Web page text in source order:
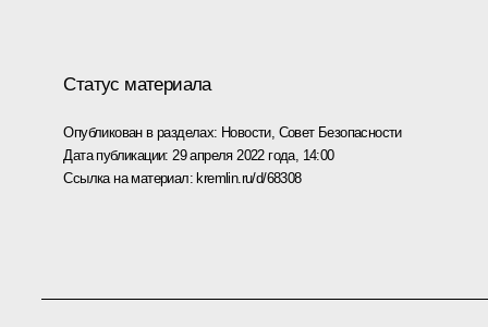
Статус материала
Опубликован в разделах: Новости, Совет Безопасности
Дата публикации: 29 апреля 2022 года, 14:00
Ссылка на материал: kremlin.ru/d/68308